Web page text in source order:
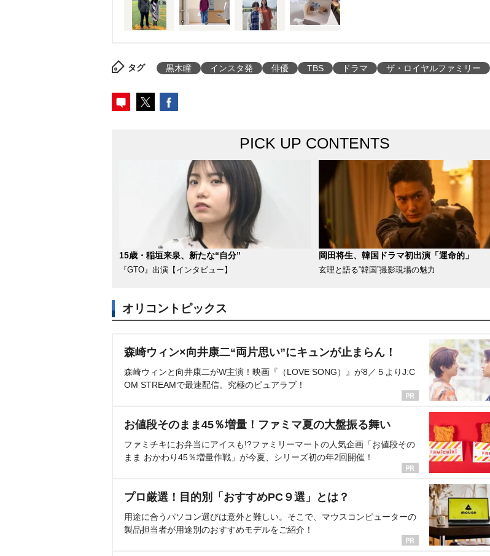
タグ 黒木瞳 インスタ発 俳優 TBS ドラマ ザ・ロイヤルファミリー
PICK UP CONTENTS
15歳・稲垣来泉、新たな“自分”
『GTO』出演【インタビュー】
岡田将生、韓国ドラマ初出演「運命的」
玄理と語る“韓国”撮影現場の魅力
オリコントピックス
森崎ウィン×向井康二“両片思い”にキュンが止まらん！
森崎ウィンと向井康二がW主演！映画『（LOVE SONG）』が8／５よりJ:C
OM STREAMで最速配信。究極のピュアラブ！
お値段そのまま45％増量！ファミマ夏の大盤振る舞い
ファミチキにお弁当にアイスも!?ファミリーマートの人気企画「お値段その
まま おかわり45％増量作戦」が今夏、シリーズ初の年2回開催！
プロ厳選！目的別「おすすめPC９選」とは？
用途に合うパソコン選びは意外と難しい。そこで、マウスコンピューターの
製品担当者が用途別のおすすめモデルをご紹介！